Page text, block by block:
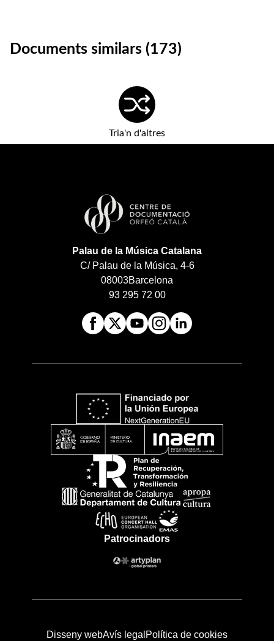
Documents similars (173)
Tria'n d'altres
Palau de la Música Catalana
C/ Palau de la Música, 4-6
08003Barcelona
93 295 72 00
Patrocinadors
Disseny webAvís legal Política de cookies